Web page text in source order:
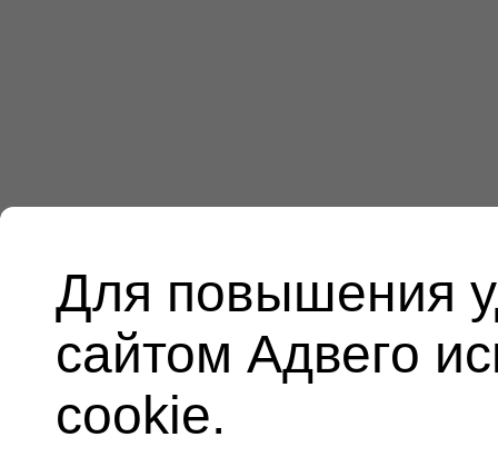
Для повышения
сайтом Адвего
cookie.